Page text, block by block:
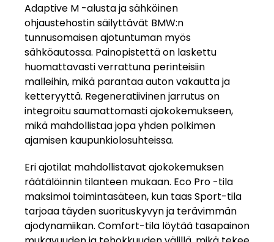
Adaptive M -alusta ja sähköinen
ohjaustehostin säilyttävät BMW:n
tunnusomaisen ajotuntuman myös
sähköautossa. Painopistettä on laskettu
huomattavasti verrattuna perinteisiin
malleihin, mikä parantaa auton vakautta ja
ketteryyttä. Regeneratiivinen jarrutus on
integroitu saumattomasti ajokokemukseen,
mikä mahdollistaa jopa yhden polkimen
ajamisen kaupunkiolosuhteissa.
Eri ajotilat mahdollistavat ajokokemuksen
räätälöinnin tilanteen mukaan. Eco Pro -tila
maksimoi toimintasäteen, kun taas Sport-tila
tarjoaa täyden suorituskyvyn ja terävimmän
ajodynamiikan. Comfort-tila löytää tasapainon